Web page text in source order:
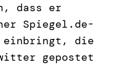
dass er
Spiegel.de-
einbringt, die
gepostet